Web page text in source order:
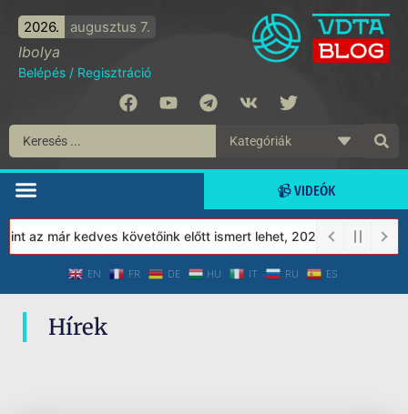
2026. augusztus 7.
Ibolya
Belépés / Regisztráció
📹 VIDEÓK
az már kedves követőink előtt ismert lehet, 2023-tól a Védett
EN FR DE HU IT RU ES
Hírek